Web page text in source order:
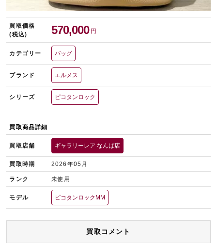
買取価格
(税込)
570,000 円
カテゴリー バッグ
ブランド エルメス
シリーズ ピコタンロック
買取商品詳細
買取店舗 ギャラリーレア なんば店
買取時期 2026年05月
ランク 未使用
モデル ピコタンロックMM
買取コメント